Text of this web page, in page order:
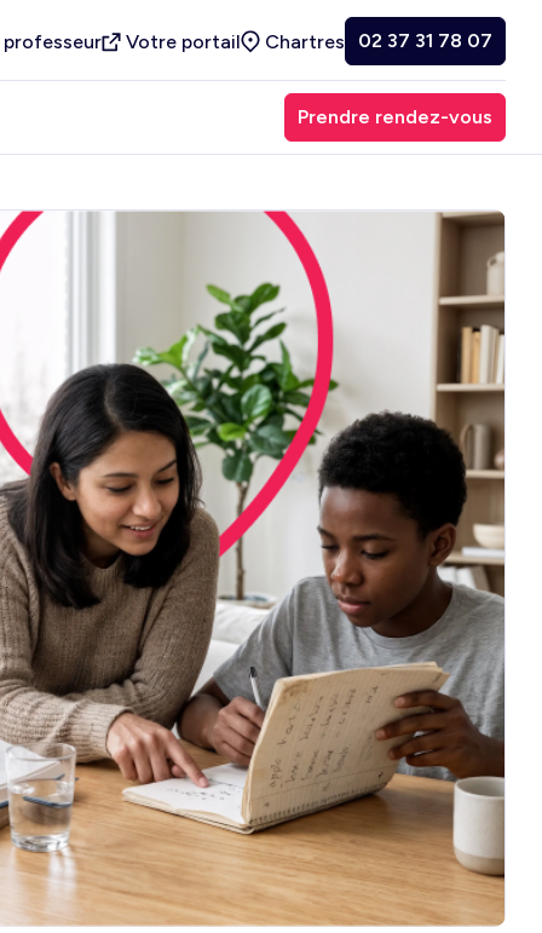
professeur Votre portail Chartres 02 37 31 78 07
Prendre rendez-vous